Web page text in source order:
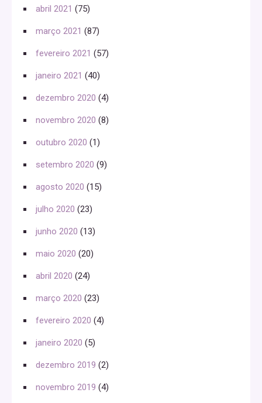
abril 2021 (75)
março 2021 (87)
fevereiro 2021 (57)
janeiro 2021 (40)
dezembro 2020 (4)
novembro 2020 (8)
outubro 2020 (1)
setembro 2020 (9)
agosto 2020 (15)
julho 2020 (23)
junho 2020 (13)
maio 2020 (20)
abril 2020 (24)
março 2020 (23)
fevereiro 2020 (4)
janeiro 2020 (5)
dezembro 2019 (2)
novembro 2019 (4)